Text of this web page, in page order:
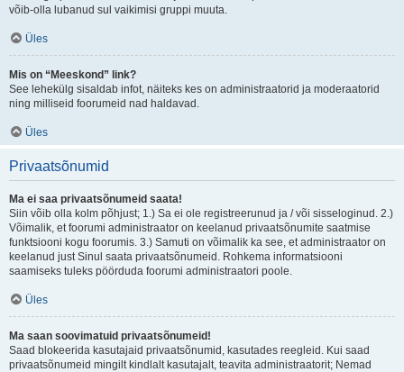
võib-olla lubanud sul vaikimisi gruppi muuta.
Üles
Mis on “Meeskond” link?
See lehekülg sisaldab infot, näiteks kes on administraatorid ja moderaatorid
ning milliseid foorumeid nad haldavad.
Üles
Privaatsõnumid
Ma ei saa privaatsõnumeid saata!
Siin võib olla kolm põhjust; 1.) Sa ei ole registreerunud ja / või sisseloginud. 2.)
Võimalik, et foorumi administraator on keelanud privaatsõnumite saatmise
funktsiooni kogu foorumis. 3.) Samuti on võimalik ka see, et administraator on
keelanud just Sinul saata privaatsõnumeid. Rohkema informatsiooni
saamiseks tuleks pöörduda foorumi administraatori poole.
Üles
Ma saan soovimatuid privaatsõnumeid!
Saad blokeerida kasutajaid privaatsõnumid, kasutades reegleid. Kui saad
privaatsõnumeid mingilt kindlalt kasutajalt, teavita administraatorit; Nemad